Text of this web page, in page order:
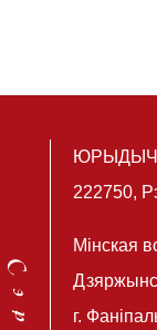
222750,
Мінская
г.